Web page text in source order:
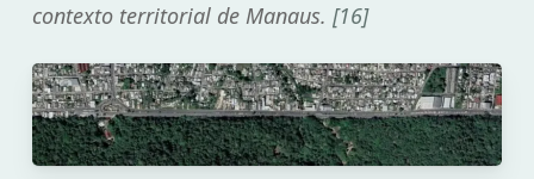
contexto territorial de Manaus. [16]